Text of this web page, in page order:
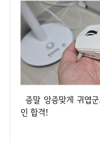
증말 앙증맞게 귀엽군요. 저는 만족스럽습니다. 디자
인 합격!